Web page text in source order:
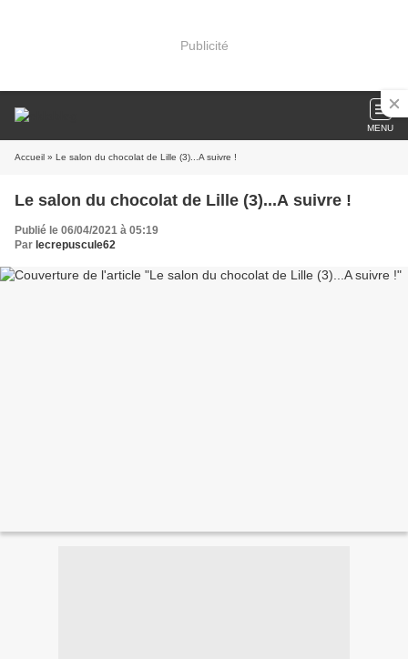
Publicité
MENU
Accueil » Le salon du chocolat de Lille (3)...A suivre !
Le salon du chocolat de Lille (3)...A suivre !
Publié le 06/04/2021 à 05:19
Par lecrepuscule62